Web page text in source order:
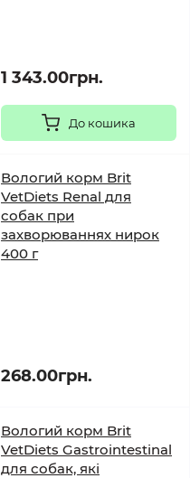
1 343.00грн.
До кошика
Вологий корм Brit
VetDiets Renal для
собак при
захворюваннях нирок
400 г
268.00грн.
Вологий корм Brit
VetDiets Gastrointestinal
для собак, які